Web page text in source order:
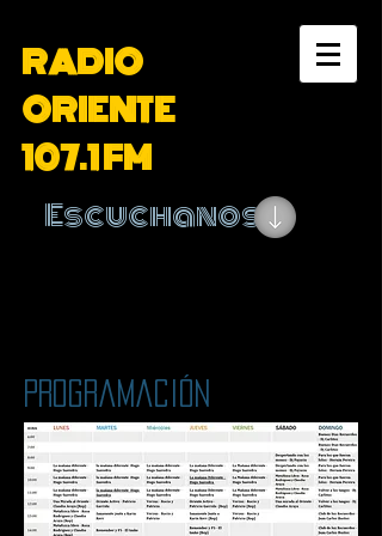
RADIO
ORIENTE
107.1 FM
Escuchanos
Programación